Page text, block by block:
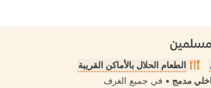
الطعام الحلال بالأماكن القريبة
مدمج • في جميع الغرف